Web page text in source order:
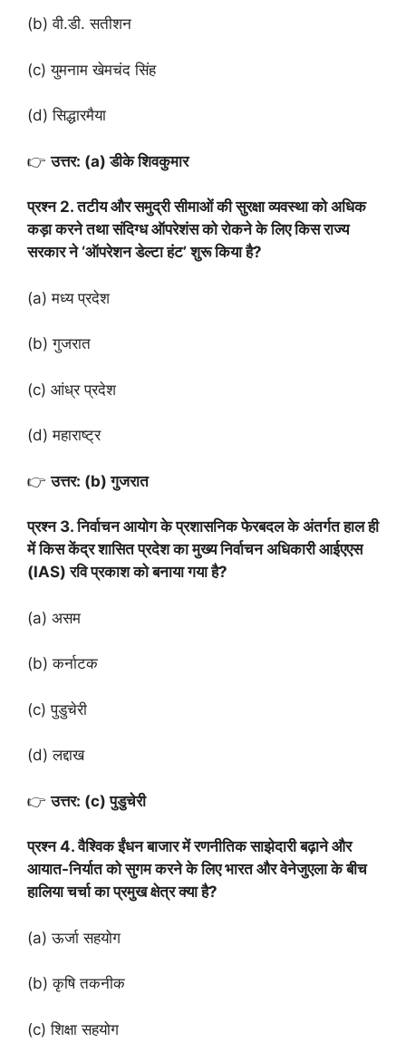
(b) वी.डी. सतीशन
(c) युमनाम खेमचंद सिंह
(d) सिद्धारमैया
👉उत्तर: (a) डीके शिवकुमार
प्रश्न 2. तटीय और समुद्री सीमाओं की सुरक्षा व्यवस्था को अधिक
कड़ा करने तथा संदिग्ध ऑपरेशंस को रोकने के लिए किस राज्य
सरकार ने ‘ऑपरेशन डेल्टा हंट’ शुरू किया है?
(a) मध्य प्रदेश
(b) गुजरात
(c) आंध्र प्रदेश
(d) महाराष्ट्र
👉उत्तर: (b) गुजरात
प्रश्न 3. निर्वाचन आयोग के प्रशासनिक फेरबदल के अंतर्गत हाल ही
में किस केंद्र शासित प्रदेश का मुख्य निर्वाचन अधिकारी आईएएस
(IAS) रवि प्रकाश को बनाया गया है?
(a) असम
(b) कर्नाटक
(c) पुडुचेरी
(d) लद्दाख
👉उत्तर: (c) पुडुचेरी
प्रश्न 4. वैश्विक ईंधन बाजार में रणनीतिक साझेदारी बढ़ाने और
आयात-निर्यात को सुगम करने के लिए भारत और वेनेजुएला के बीच
हालिया चर्चा का प्रमुख क्षेत्र क्या है?
(a) ऊर्जा सहयोग
(b) कृषि तकनीक
(c) शिक्षा सहयोग